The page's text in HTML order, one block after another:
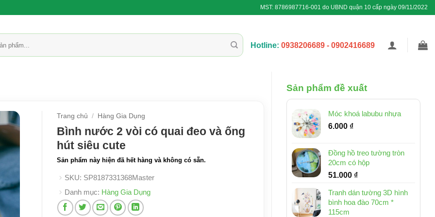
MST: 8786987716-001 do UBND quận 10 cấp ngày 09/11/2022
Hotline: 0938206689 - 0902416689
Sản phẩm đề xuất
Móc khoá labubu nhựa
6.000 ₫
Đồng hồ treo tường tròn
20cm có hộp
51.000 ₫
Tranh dán tường 3D hình
bình hoa đào 70cm *
115cm
Trang chủ / Hàng Gia Dụng
Bình nước 2 vòi có quai đeo và ống
hút siêu cute
Sản phẩm này hiện đã hết hàng và không có sẵn.
SKU: SP8187331368Master
Danh mục: Hàng Gia Dụng